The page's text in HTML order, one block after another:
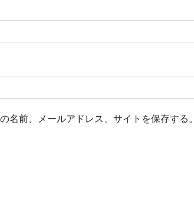
名前、メールアドレス、サイトを保存する。